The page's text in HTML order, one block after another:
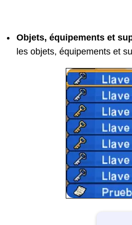
Objets, équipements et
les objets, équipements et